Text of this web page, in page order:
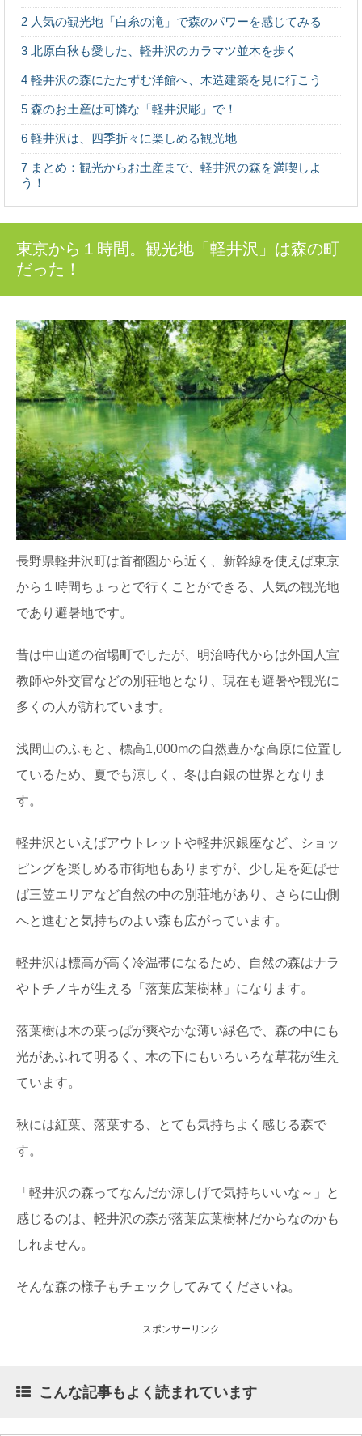
の。 最近では森林ボランティアなどで、森の中...
木の産地ってどこ？都道府県別に見てみよう
野菜や果物の産地、漁獲高の高い港など、農業や漁業の
「産地」って何となくイメージがありますよね。 ...
奈良県桜井市・吉野町・川上村で吉野林業を
巡るプレミアム旅
荘厳な森へモリップ！高野山金剛峯寺奥の院
智頭杉のまち鳥取県智頭町で森の魅力を味わ
い尽くす旅
古くからの林業地として知られる、鳥取県智頭（ちづ）
町。 そこで育った杉は「智頭杉」と呼ばれ、品...
最近話題の「森林認証」って何？その種類や
目的とは
東京オリンピックやエシカル消費のシーンで話題になっ
ている「森林認証」というキーワード。 聞いた...
マニアもビギナーも楽しめる！？「林業機械
展」に行ってきた
年に１回開催されている、林業界にとっては恒例のイベ
ント「林業機械展」。 とてもマニアックな響き...
魚梁瀬杉の巨木たちに会う：高知県馬路村
秋田杉、吉野杉と並んで”日本三大杉美林”とされる、高知
日本三大美林「秋田杉」をめぐる秋田観光へ
日本三大美林にも選ばれている秋田県の銘木といえば
水辺が近い奇跡の森！「奥入瀬渓流」の楽し
み方
青森県にある、新緑や紅葉の絶景で知られる森旅スポッ
ト「奥入瀬渓流」。メディアにもよく登場するので、一...
2007年に「石見銀山遺跡とその文化的景観」としてユネ
スコ世界文化遺産に登録された、島根県大田市にあ...
2 人気の観光地「白糸の滝」で森のパワーを感じてみる
3 北原白秋も愛した、軽井沢のカラマツ並木を歩く
4 軽井沢の森にたたずむ洋館へ、木造建築を見に行こう
5 森のお土産は可憐な「軽井沢彫」で！
6 軽井沢は、四季折々に楽しめる観光地
7 まとめ：観光からお土産まで、軽井沢の森を満喫しよ
う！
東京から１時間。観光地「軽井沢」は森の町
だった！
長野県軽井沢町は首都圏から近く、新幹線を使えば東京
から１時間ちょっとで行くことができる、人気の観光地
であり避暑地です。
昔は中山道の宿場町でしたが、明治時代からは外国人宣
教師や外交官などの別荘地となり、現在も避暑や観光に
多くの人が訪れています。
浅間山のふもと、標高1,000mの自然豊かな高原に位置し
ているため、夏でも涼しく、冬は白銀の世界となりま
す。
軽井沢といえばアウトレットや軽井沢銀座など、ショッ
ピングを楽しめる市街地もありますが、少し足を延ばせ
ば三笠エリアなど自然の中の別荘地があり、さらに山側
へと進むと気持ちのよい森も広がっています。
軽井沢は標高が高く冷温帯になるため、自然の森はナラ
やトチノキが生える「落葉広葉樹林」になります。
落葉樹は木の葉っぱが爽やかな薄い緑色で、森の中にも
光があふれて明るく、木の下にもいろいろな草花が生え
ています。
秋には紅葉、落葉する、とても気持ちよく感じる森で
す。
「軽井沢の森ってなんだか涼しげで気持ちいいな～」と
感じるのは、軽井沢の森が落葉広葉樹林だからなのかも
しれません。
そんな森の様子もチェックしてみてくださいね。
スポンサーリンク
こんな記事もよく読まれています